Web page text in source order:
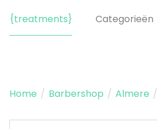
{treatments} Categorieën
Home / Barbershop / Almere /